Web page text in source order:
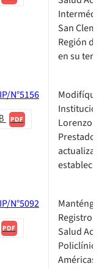
San
Región del
en su
N°5156
PDF
Lorenzo",
actualizar
N°5092
PDF
Registro
Salud
Policlínico
Américas,